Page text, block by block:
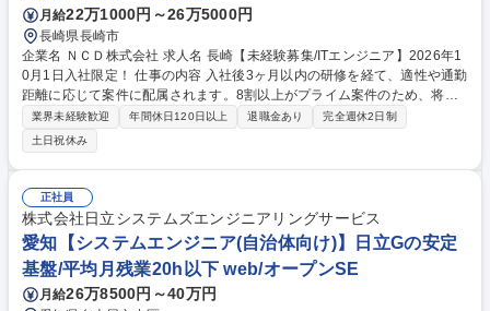
月給22万1000円～26万5000円
長崎県長崎市
企業名 ＮＣＤ株式会社 求人名 長崎【未経験募集/ITエンジニア】2026年1
0月1日入社限定！ 仕事の内容 入社後3ヶ月以内の研修を経て、適性や通勤
距離に応じて案件に配属されます。8割以上がプライム案件のため、将来
的には上流工程や要件定義に携わることができ、市場価値の高いエンジニ
アになることが可能です。 ★未経験エンジニアを多数採用してきた実績あ
る育成プログラムで安心/入社後のステップ（例）★ 1～3か月目：丁寧なI
T基礎研修で、「ITの基礎知識から現場で役立つ実践的なスキルを習得」 4
か月目以降：配属先でチームの一員として参画。運用補助業務に参加 1～
2年目：小規模機能の設計・開発・運用を担当 3年目以降：上流工程（要
件定義・設計）やチームリーダーに挑戦可能 募集職種 長崎【未経験募集/I
Tエンジニア】2026年10月1日入社限定！
業界未経験歓迎 年間休日120日以上 退職金あり
完全週休2日制
土日祝休み
正社員
株式会社日立システムズエンジニアリングサービス
愛知【システムエンジニア(自治体向け)】日立Gの安定
基盤/平均月残業20h以下 web/オープンSE
月給26万8500円～40万円